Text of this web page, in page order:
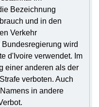
Bezeichnung
und in den
Verkehr
wird
d'Ivoire verwendet. Im
einer anderen als der
verboten. Auch
in andere